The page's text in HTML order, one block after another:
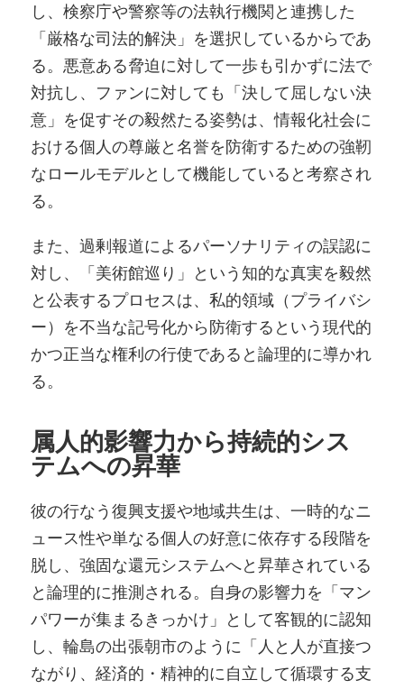
し、検察庁や警察等の法執行機関と連携した
「厳格な司法的解決」を選択しているからであ
る。悪意ある脅迫に対して一歩も引かずに法で
対抗し、ファンに対しても「決して屈しない決
意」を促すその毅然たる姿勢は、情報化社会に
おける個人の尊厳と名誉を防衛するための強靭
なロールモデルとして機能していると考察され
る。
また、過剰報道によるパーソナリティの誤認に
対し、「美術館巡り」という知的な真実を毅然
と公表するプロセスは、私的領域（プライバシ
ー）を不当な記号化から防衛するという現代的
かつ正当な権利の行使であると論理的に導かれ
る。
属人的影響力から持続的シス
テムへの昇華
彼の行なう復興支援や地域共生は、一時的なニ
ュース性や単なる個人の好意に依存する段階を
脱し、強固な還元システムへと昇華されている
と論理的に推測される。自身の影響力を「マン
パワーが集まるきっかけ」として客観的に認知
し、輪島の出張朝市のように「人と人が直接つ
ながり、経済的・精神的に自立して循環する支